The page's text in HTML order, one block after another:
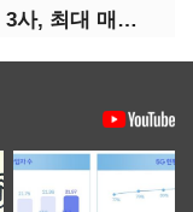
고부가 타이어가 갈랐다…타이어 3사, 최대 매출에도 영업익 희비